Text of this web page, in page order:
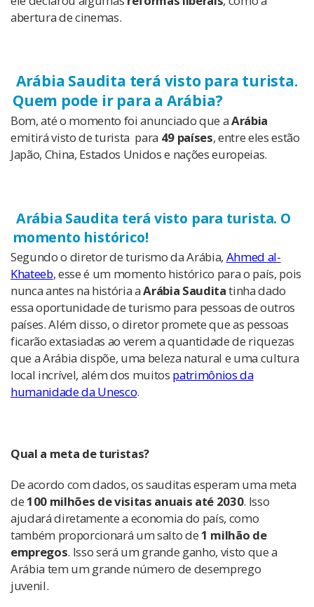
abertura de cinemas.
Arábia Saudita terá visto para turista.
Quem pode ir para a Arábia?
Bom, até o momento foi anunciado que aArábia
emitirá visto de turista para 49 países, entre eles estão
Japão, China, Estados Unidos e nações europeias.
Arábia Saudita terá visto para turista. O
momento histórico!
Segundo o diretor de turismo da Arábia, Ahmed al-
Khateeb, esse é um momento histórico para o país, pois
nunca antes na história aArábia Sauditatinha dado
essa oportunidade de turismo para pessoas de outros
países. Além disso, o diretor promete que as pessoas
ficarão extasiadas ao verem a quantidade de riquezas
que a Arábia dispõe, uma beleza natural e uma cultura
local incrível, além dos muitos patrimônios da
humanidade da Unesco.
Qual a meta de turistas?
De acordo com dados, os sauditas esperam uma meta
de100 milhões de visitas anuais até 2030. Isso
ajudará diretamente a economia do país, como
também proporcionará um salto de1 milhão de
empregos. Isso será um grande ganho, visto que a
Arábia tem um grande número de desemprego
juvenil.